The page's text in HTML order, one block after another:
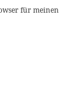
für meinen